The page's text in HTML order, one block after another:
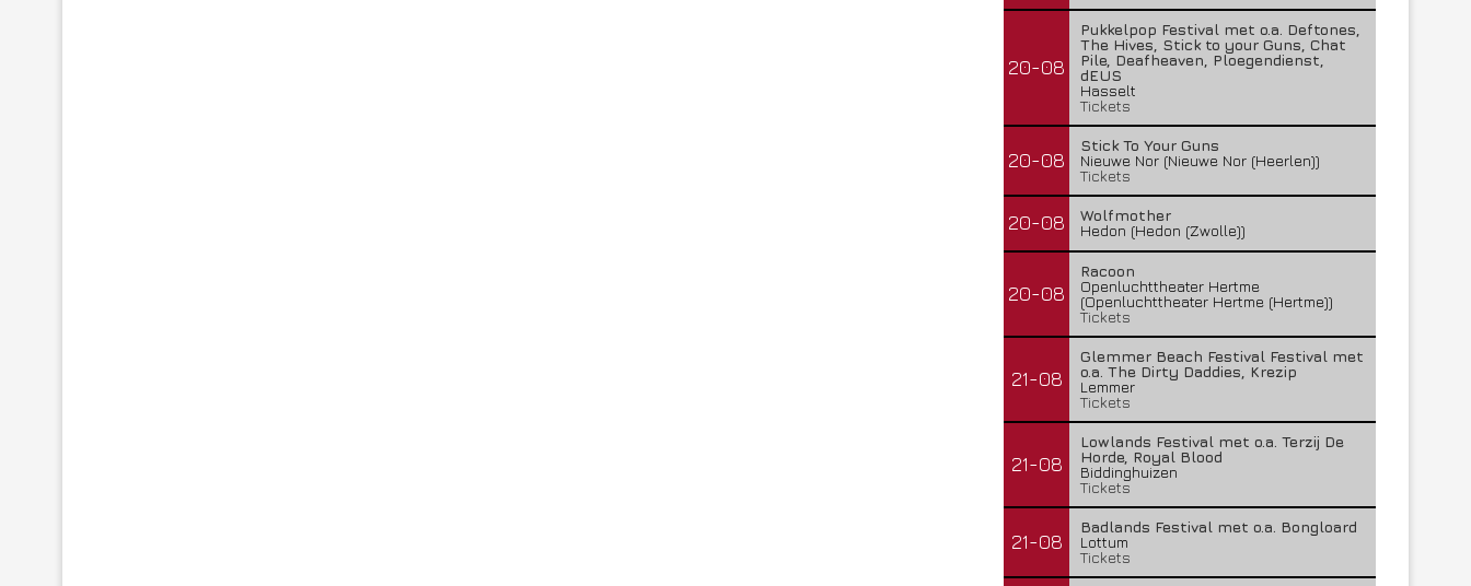
20-08
Pukkelpop Festival met o.a. Deftones,
The Hives, Stick to your Guns, Chat
Pile, Deafheaven, Ploegendienst,
dEUS
Hasselt
Tickets
20-08
Stick To Your Guns
Nieuwe Nor (Nieuwe Nor (Heerlen))
Tickets
20-08
Wolfmother
Hedon (Hedon (Zwolle))
20-08
Racoon
Openluchttheater Hertme
(Openluchttheater Hertme (Hertme))
Tickets
21-08
Glemmer Beach Festival Festival met
o.a. The Dirty Daddies, Krezip
Lemmer
Tickets
21-08
Lowlands Festival met o.a. Terzij De
Horde, Royal Blood
Biddinghuizen
Tickets
21-08
Badlands Festival met o.a. Bongloard
Lottum
Tickets